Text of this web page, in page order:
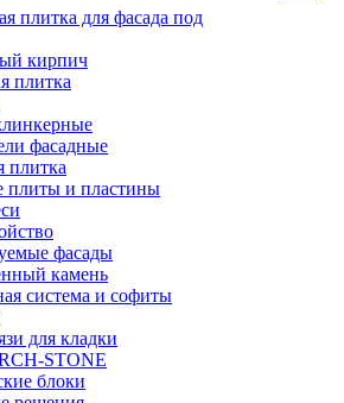
плитка для фасада под
кирпич
плитка
фасадные
плитка
плиты и пластины
фасады
камень
система и софиты
для кладки
STONE
блоки